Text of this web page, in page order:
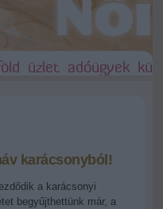
üzlet adóügyek
karácsonyból!
a karácsonyi
begyűjthettünk már, a